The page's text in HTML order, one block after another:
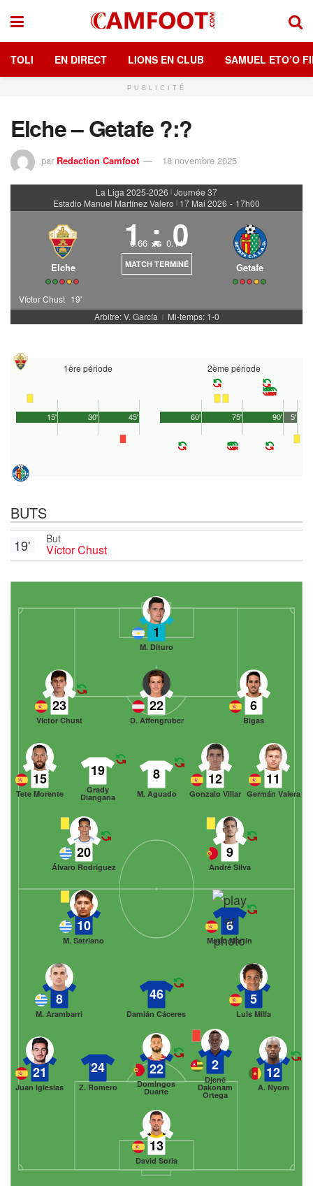
TOLI EN DIRECT LIONS EN CLUB SAMUEL ETO’O
PUBLICITÉ
Elche – Getafe ?:?
par Redaction Camfoot 18 novembre 2025
La Liga 2025-2026 | Journée 37
Estadio Manuel Martínez Valero | 17 Mai 2026 - 17h00
Elche
1 : 0
0.66 xG 0.11
MATCH TERMINÉ Getafe
Víctor Chust 19'
Arbitre: V. García
| Mi-temps: 1-0
1ère période
45'
15' 30'
2ème période
90'
60' 75' 5'
BUTS
But
Víctor Chust
19'
1
M. Dituro
6
Bigas
22
D. Affengruber
23
Víctor Chust
11
Germán Valera
12
Gonzalo Villar
8
M. Aguado
19
Grady
Diangana
15
Tete Morente
9
André Silva
20
Álvaro Rodríguez
13
David Soria
21
Juan Iglesias
24
Z. Romero
22
Domingos
Duarte
2
Djené
Dakonam
Ortega
12
A. Nyom
8
M. Arambarri
46
Damián Cáceres
5
Luis Milla
10
M. Satriano
6
Mario Martín